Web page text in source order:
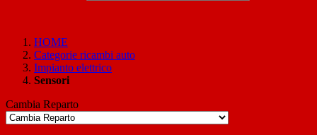
HOME
Categorie ricambi auto
Impianto elettrico
Sensori
Cambia Reparto